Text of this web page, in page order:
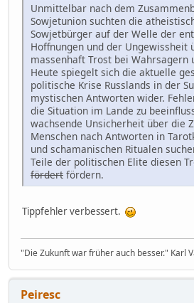
Unmittelbar nach dem
Sowjetunion suchten die
Sowjetbürger auf der Welle der
Hoffnungen und der Ungewissheit
massenhaft Trost bei Wahrsagern
Heute spiegelt sich die aktuelle
politische Krise Russlands in der
mystischen Antworten wider.
die Situation im Lande zu
wachsende Unsicherheit über die
Menschen nach Antworten in
und schamanischen Ritualen
Teile der politischen Elite diesen
fördert fördern.
Tippfehler verbessert.
"Die Zukunft war früher auch besser." Karl
Peiresc